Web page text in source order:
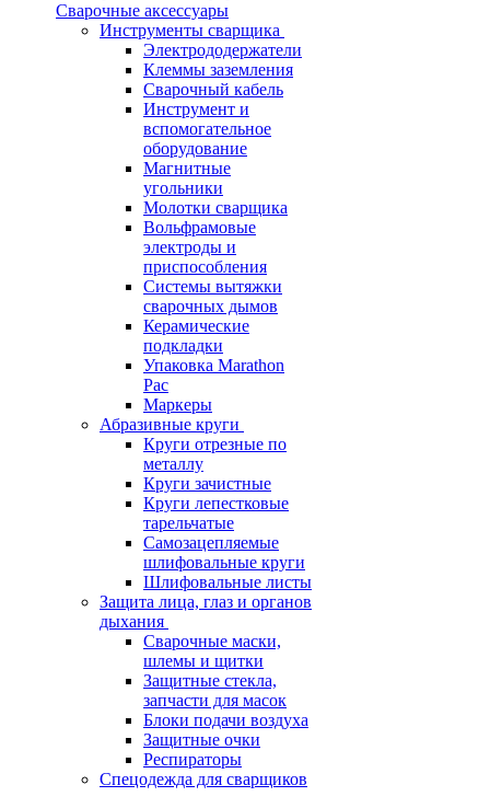
Сварочные аксессуары
Инструменты сварщика
Электрододержатели
Клеммы заземления
Сварочный кабель
Инструмент и
вспомогательное
оборудование
Магнитные
угольники
Молотки сварщика
Вольфрамовые
электроды и
приспособления
Системы вытяжки
сварочных дымов
Керамические
подкладки
Упаковка Marathon
Pac
Маркеры
Абразивные круги
Круги отрезные по
металлу
Круги зачистные
Круги лепестковые
тарельчатые
Самозацепляемые
шлифовальные круги
Шлифовальные листы
Защита лица, глаз и органов
дыхания
Сварочные маски,
шлемы и щитки
Защитные стекла,
запчасти для масок
Блоки подачи воздуха
Защитные очки
Респираторы
Спецодежда для сварщиков